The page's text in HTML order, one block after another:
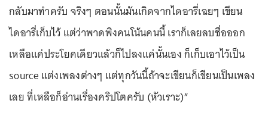
กลับมาทำครับ จริงๆ ตอนนั้นมันเกิดจากไดอารี่เฉยๆ เขียน
ไดอารี่เก็บไว้ แต่ว่าพาดพิงคนโน้นคนนี้ เราก็เลยลบชื่อออก
เหลือแค่ประโยคเดียวแล้วก็ไปลงแค่นั้นเอง ก็เก็บเอาไว้เป็น
source แต่งเพลงต่างๆ แต่ทุกวันนี้ถ้าจะเขียนก็เขียนเป็นเพลง
เลย ที่เหลือก็อ่านเรื่องคริปโตครับ (หัวเราะ)”